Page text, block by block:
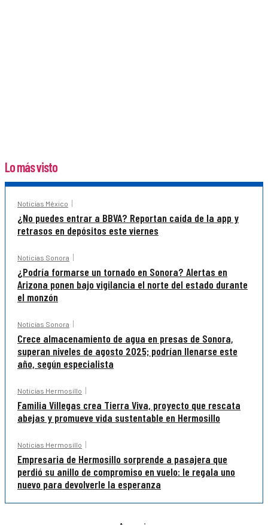
Lo más visto
Noticias México
¿No puedes entrar a BBVA? Reportan caída de la app y
retrasos en depósitos este viernes
Noticias Sonora
¿Podría formarse un tornado en Sonora? Alertas en
Arizona ponen bajo vigilancia el norte del estado durante
el monzón
Noticias Sonora
Crece almacenamiento de agua en presas de Sonora,
superan niveles de agosto 2025; podrían llenarse este
año, según especialista
Noticias Hermosillo
Familia Villegas crea Tierra Viva, proyecto que rescata
abejas y promueve vida sustentable en Hermosillo
Noticias Hermosillo
Empresaria de Hermosillo sorprende a pasajera que
perdió su anillo de compromiso en vuelo: le regala uno
nuevo para devolverle la esperanza